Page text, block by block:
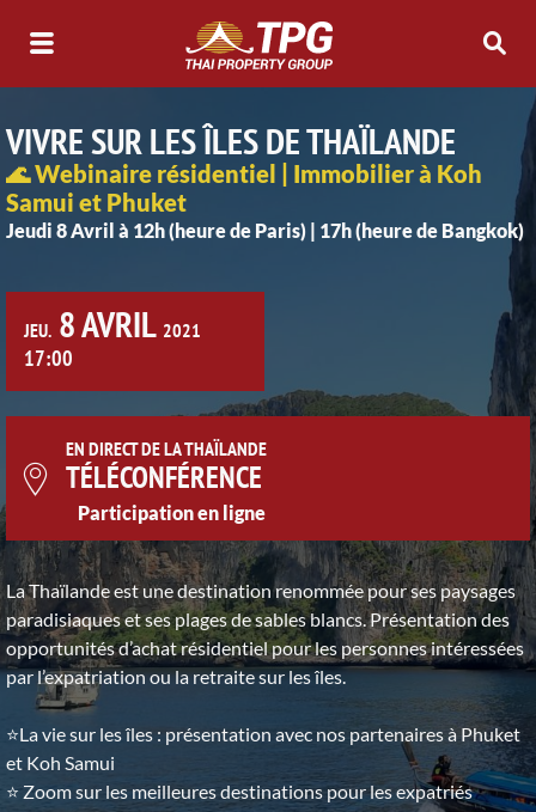
VIVRE SUR LES ÎLES DE THAÏLANDE
🌊 Webinaire résidentiel | Immobilier à Koh
Samui et Phuket
Jeudi 8 Avril à 12h (heure de Paris) | 17h (heure de Bangkok)
JEU. 8 AVRIL 2021
17:00
EN DIRECT DE LA THAÏLANDE
TÉLÉCONFÉRENCE
Participation en ligne
La Thaïlande est une destination renommée pour ses paysages
paradisiaques et ses plages de sables blancs. Présentation des
opportunités d’achat résidentiel pour les personnes intéressées
par l’expatriation ou la retraite sur les îles.
⭐La vie sur les îles : présentation avec nos partenaires à Phuket
et Koh Samui
⭐ Zoom sur les meilleures destinations pour les expatriés